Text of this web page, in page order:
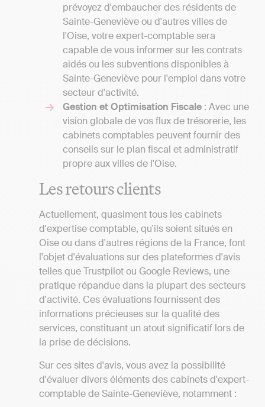
prévoyez d'embaucher des résidents de
Sainte-Geneviève ou d'autres villes de
l'Oise, votre expert-comptable sera
capable de vous informer sur les contrats
aidés ou les subventions disponibles à
Sainte-Geneviève pour l'emploi dans votre
secteur d'activité.
Gestion et Optimisation Fiscale : Avec une
vision globale de vos flux de trésorerie, les
cabinets comptables peuvent fournir des
conseils sur le plan fiscal et administratif
propre aux villes de l'Oise.
Les retours clients
Actuellement, quasiment tous les cabinets
d'expertise comptable, qu'ils soient situés en
Oise ou dans d'autres régions de la France, font
l'objet d'évaluations sur des plateformes d'avis
telles que Trustpilot ou Google Reviews, une
pratique répandue dans la plupart des secteurs
d'activité. Ces évaluations fournissent des
informations précieuses sur la qualité des
services, constituant un atout significatif lors de
la prise de décisions.
Sur ces sites d'avis, vous avez la possibilité
d'évaluer divers éléments des cabinets d'expert-
comptable de Sainte-Geneviève, notamment :